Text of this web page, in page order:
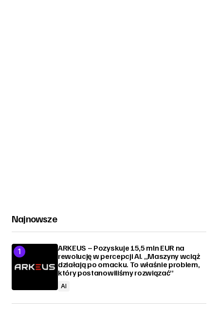
Najnowsze
ARKEUS – Pozyskuje 15,5 mln EUR na
rewolucję w percepcji AI. „Maszyny wciąż
działają po omacku. To właśnie problem,
który postanowiliśmy rozwiązać”
AI